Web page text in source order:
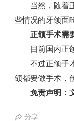
当然，随着正
些情况的牙颌面
正颌手术需
目前国内正颌
不过正颌手术
颌都要做手术，
免责声明：文
分享